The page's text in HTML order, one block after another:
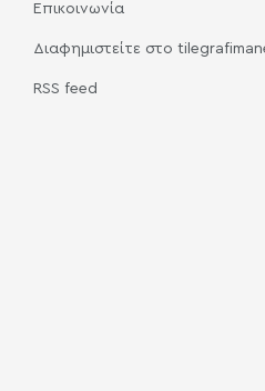
Επικοινωνία
Διαφημιστείτε στο
RSS feed